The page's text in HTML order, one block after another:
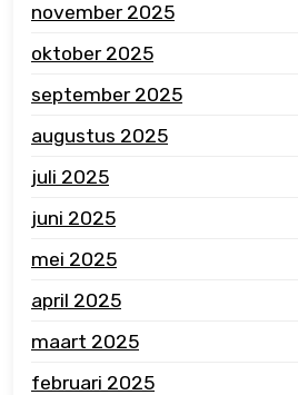
november 2025
oktober 2025
september 2025
augustus 2025
juli 2025
juni 2025
mei 2025
april 2025
maart 2025
februari 2025